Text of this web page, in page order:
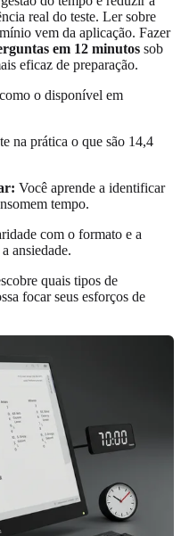
real do teste. Ler sobre
vem da aplicação. Fazer
em 12 minutos sob
eficaz de preparação.
o disponível em
na prática o que são 14,4
Você aprende a identificar
tempo.
com o formato e a
ansiedade.
quais tipos de
focar seus esforços de